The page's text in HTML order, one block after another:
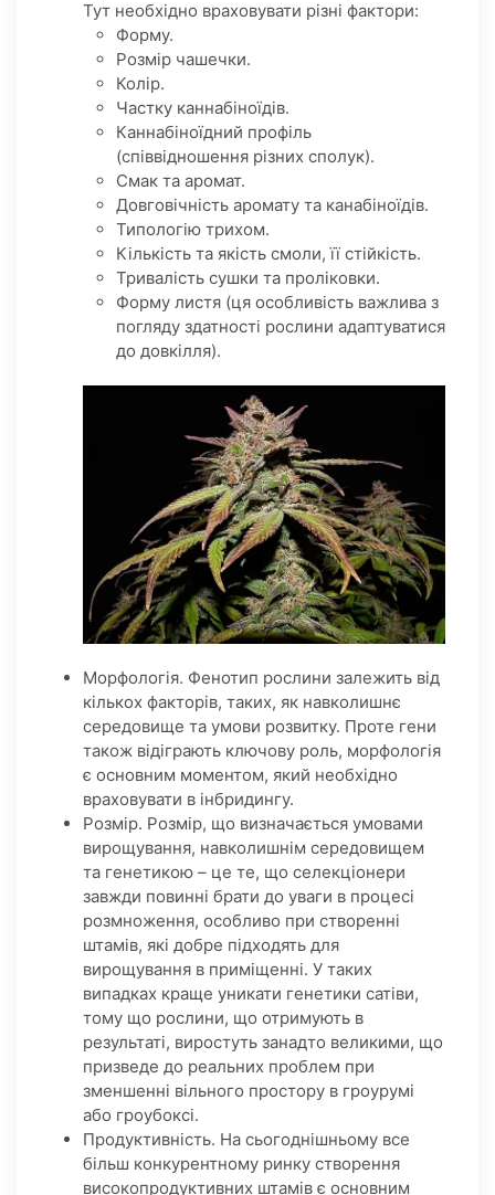
Тут необхідно враховувати різні фактори:
Форму.
Розмір чашечки.
Колір.
Частку каннабіноїдів.
Каннабіноїдний профіль
(співвідношення різних сполук).
Смак та аромат.
Довговічність аромату та канабіноїдів.
Типологію трихом.
Кількість та якість смоли, її стійкість.
Тривалість сушки та проліковки.
Форму листя (ця особливість важлива з
погляду здатності рослини адаптуватися
до довкілля).
Морфологія. Фенотип рослини залежить від
кількох факторів, таких, як навколишнє
середовище та умови розвитку. Проте гени
також відіграють ключову роль, морфологія
є основним моментом, який необхідно
враховувати в інбридингу.
Розмір. Розмір, що визначається умовами
вирощування, навколишнім середовищем
та генетикою – це те, що селекціонери
завжди повинні брати до уваги в процесі
розмноження, особливо при створенні
штамів, які добре підходять для
вирощування в приміщенні. У таких
випадках краще уникати генетики сатіви,
тому що рослини, що отримують в
результаті, виростуть занадто великими, що
призведе до реальних проблем при
зменшенні вільного простору в гроурумі
або гроубоксі.
Продуктивність. На сьогоднішньому все
більш конкурентному ринку створення
високопродуктивних штамів є основним